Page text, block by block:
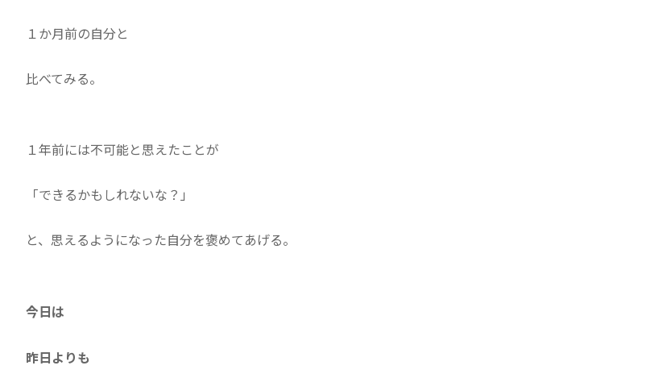
１か月前の自分と
比べてみる。
１年前には不可能と思えたことが
「できるかもしれないな？」
と、思えるようになった自分を褒めてあげる。
今日は
昨日よりも